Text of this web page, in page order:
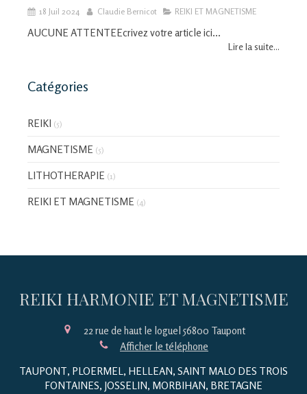
18 Juil 2024 Claudie Bernicot REIKI ET MAGNETISME
AUCUNE ATTENTEEcrivez votre article ici...
Lire la suite...
Catégories
REIKI (5)
MAGNETISME (5)
LITHOTHERAPIE (1)
REIKI ET MAGNETISME (4)
REIKI HARMONIE ET MAGNETISME
22 rue de haut le loguel 56800 Taupont
Afficher le téléphone
TAUPONT, PLOERMEL, HELLEAN, SAINT MALO DES TROIS
FONTAINES, JOSSELIN, MORBIHAN, BRETAGNE